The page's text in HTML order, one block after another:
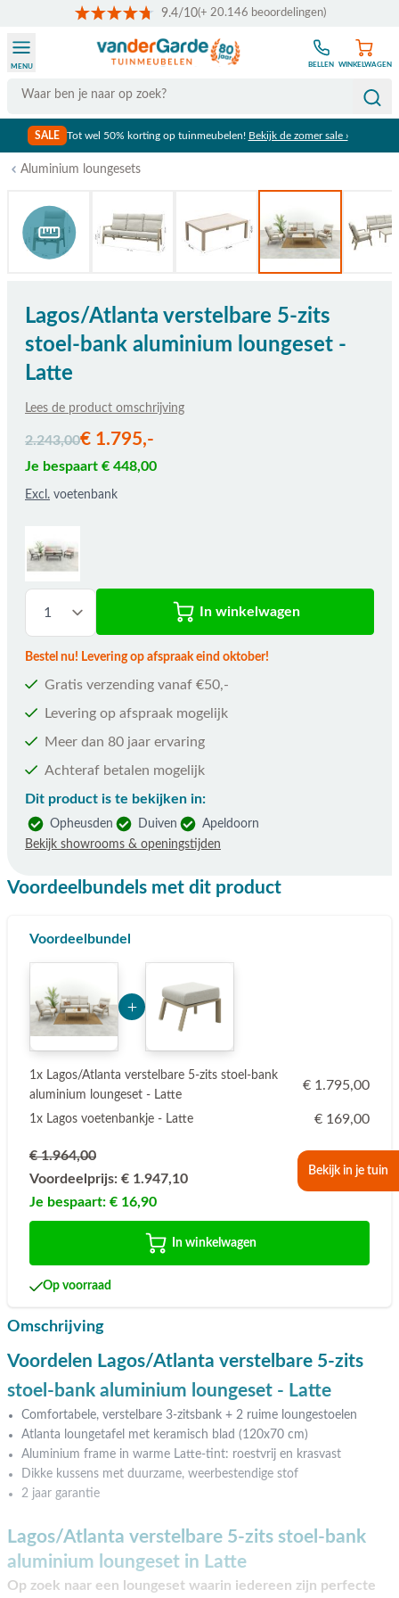
9.4/10(+ 20.146 beoordelingen)
Search
MENU BELLEN WINKELWAGEN
SALE Tot wel 50% korting op tuinmeubelen! Bekijk de zomer sale ›
Bekijk in je tuin
Aluminium loungesets
Bekijk afmetingen
Lagos/Atlanta verstelbare 5-zits
stoel-bank aluminium loungeset -
Latte
Lees de product omschrijving
2.243,00€ 1.795,-
Je bespaart € 448,00
Excl. voetenbank
In winkelwagen
Bestel nu! Levering op afspraak eind oktober!
Gratis verzending vanaf €50,-
Levering op afspraak mogelijk
Meer dan 80 jaar ervaring
Achteraf betalen mogelijk
Dit product is te bekijken in:
Opheusden Duiven
Apeldoorn
Bekijk showrooms & openingstijden
Voordeelbundels met dit product
Voordeelbundel
1x Lagos/Atlanta verstelbare 5-zits stoel-bank
aluminium loungeset - Latte
€ 1.795,00
1x Lagos voetenbankje - Latte € 169,00
€ 1.964,00
Voordeelprijs: € 1.947,10
Je bespaart: € 16,90
In winkelwagen
Op voorraad
Omschrijving
Voordelen Lagos/Atlanta verstelbare 5-zits
stoel-bank aluminium loungeset - Latte
Comfortabele, verstelbare 3-zitsbank + 2 ruime loungestoelen
Atlanta loungetafel met keramisch blad (120x70 cm)
Aluminium frame in warme Latte-tint: roestvrij en krasvast
Dikke kussens met duurzame, weerbestendige stof
2 jaar garantie
Lagos/Atlanta verstelbare 5-zits stoel-bank
aluminium loungeset in Latte
Op zoek naar een loungeset waarin iedereen zijn perfecte